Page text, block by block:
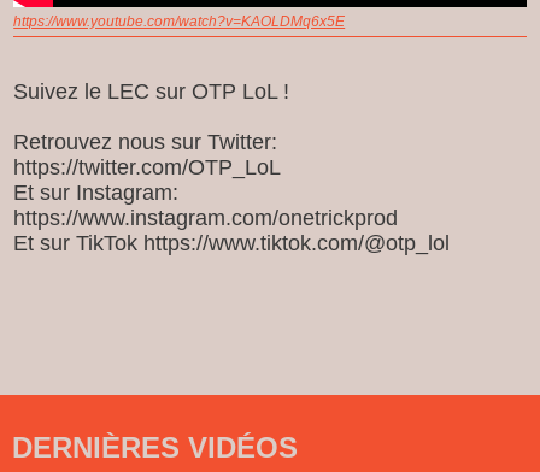
https://www.youtube.com/watch?v=KAOLDMq6x5E
Suivez le LEC sur OTP LoL !
Retrouvez nous sur Twitter:
https://twitter.com/OTP_LoL
Et sur Instagram:
https://www.instagram.com/onetrickprod
Et sur TikTok https://www.tiktok.com/@otp_lol
DERNIÈRES VIDÉOS